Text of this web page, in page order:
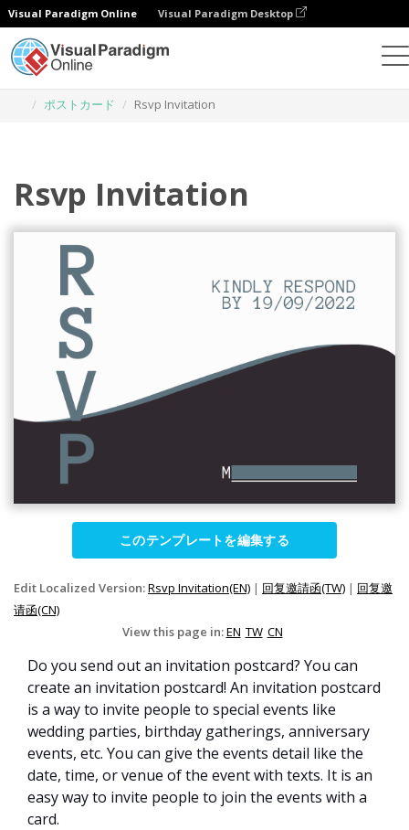
Visual Paradigm Online Visual Paradigm Desktop
ポストカード
Rsvp Invitation
Rsvp Invitation
このテンプレートを編集する
Edit Localized Version:Rsvp Invitation(EN) | 回复邀請函(TW) | 回复邀
请函(CN)
View this page in:EN TW CN
Do you send out an invitation postcard? You can
create an invitation postcard! An invitation postcard
is a way to invite people to special events like
wedding parties, birthday gatherings, anniversary
events, etc. You can give the events detail like the
date, time, or venue of the event with texts. It is an
easy way to invite people to join the events with a
card.